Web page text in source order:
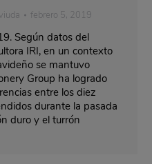
febrero 5, 2019
Según datos del
IRI, en un contexto
se mantuvo
Group ha logrado
entre los diez
durante la pasada
duro y el turrón